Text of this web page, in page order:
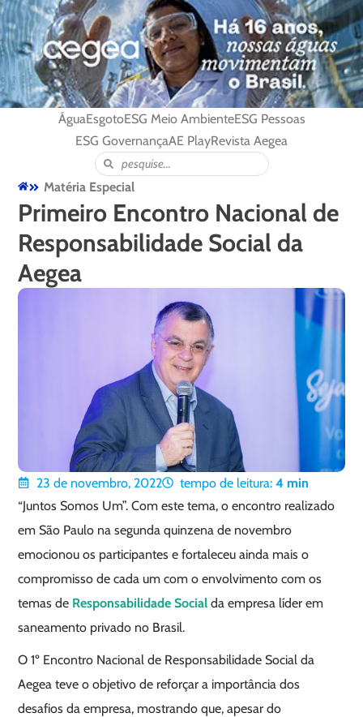
ÁguaEsgotoESG Meio AmbienteESG Pessoas
ESG GovernançaAE PlayRevista Aegea
Matéria Especial
Primeiro Encontro Nacional de
Responsabilidade Social da
Aegea
23 de novembro, 2022 tempo de leitura: 4 min
“Juntos Somos Um”. Com este tema, o encontro realizado
em São Paulo na segunda quinzena de novembro
emocionou os participantes e fortaleceu ainda mais o
compromisso de cada um com o envolvimento com os
temas de Responsabilidade Social da empresa líder em
saneamento privado no Brasil.
O 1º Encontro Nacional de Responsabilidade Social da
Aegea teve o objetivo de reforçar a importância dos
desafios da empresa, mostrando que, apesar do